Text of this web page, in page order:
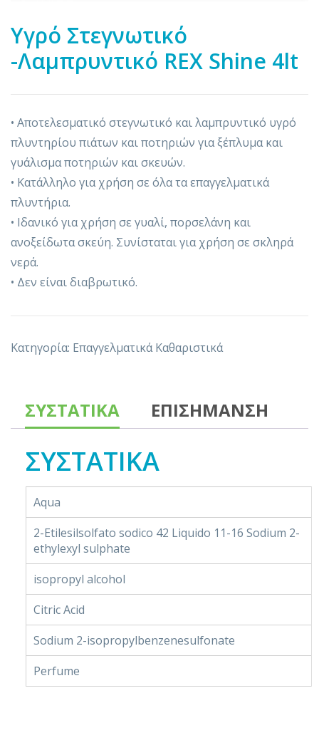
Yγρό Στεγνωτικό
-Λαμπρυντικό REX Shine 4lt
• Αποτελεσματικό στεγνωτικό και λαμπρυντικό υγρό
πλυντηρίου πιάτων και ποτηριών για ξέπλυμα και
γυάλισμα ποτηριών και σκευών.
• Κατάλληλο για χρήση σε όλα τα επαγγελματικά
πλυντήρια.
• Ιδανικό για χρήση σε γυαλί, πορσελάνη και
ανοξείδωτα σκεύη. Συνίσταται για χρήση σε σκληρά
νερά.
• Δεν είναι διαβρωτικό.
Κατηγορία: Επαγγελματικά Καθαριστικά
ΣΥΣΤΑΤΙΚΑ ΕΠΙΣΗΜΑΝΣΗ
ΣΥΣΤΑΤΙΚΑ
Aqua
2-Etilesilsolfato sodico 42 Liquido 11-16 Sodium 2-
ethylexyl sulphate
isopropyl alcohol
Citric Acid
Sodium 2-isopropylbenzenesulfonate
Perfume